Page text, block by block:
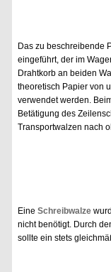
Das zu beschreibende
eingeführt, der im
Drahtkorb an beiden
theoretisch Papier von
verwendet werden.
Betätigung des
Transportwalzen nach
Eine Schreibwalze
nicht benötigt. Durch
sollte ein stets